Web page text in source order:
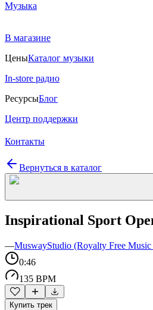
Музыка
В магазине
ЦеныКаталог музыки
In-store радио
РесурсыБлог
Центр поддержки
Контакты
Вернуться в каталог
Inspirational Sport
—MuswayStudio (Royalty Free
0:46
135 BPM
Купить трек